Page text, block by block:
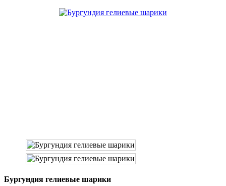
Бургундия гелиевые шарики